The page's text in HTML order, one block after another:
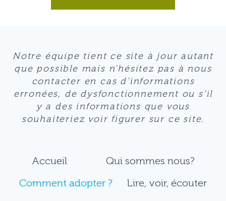
Notre équipe tient ce site à jour autant
que possible mais n’hésitez pas à nous
contacter en cas d’informations
erronées, de dysfonctionnement ou s’il
y a des informations que vous
souhaiteriez voir figurer sur ce site.
Accueil
Qui sommes nous?
Comment adopter ?
Lire, voir, écouter